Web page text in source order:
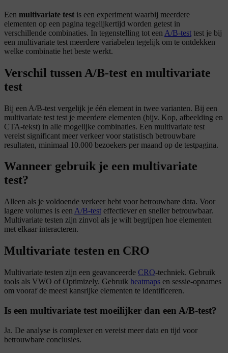
Een multivariate test is een experiment waarbij meerdere
elementen op een pagina tegelijkertijd worden getest in
verschillende combinaties. In tegenstelling tot een A/B-test test je bij
een multivariate test meerdere variabelen tegelijk om te ontdekken
welke combinatie het beste werkt.
Verschil tussen A/B-test en multivariate
test
Bij een A/B-test vergelijk je één element in twee varianten. Bij een
multivariate test test je meerdere elementen (bijv. Kop, afbeelding en
CTA-tekst) in alle mogelijke combinaties. Een multivariate test
vereist significant meer verkeer voor statistisch betrouwbare
resultaten, minimaal 10.000 bezoekers per maand op de testpagina.
Wanneer gebruik je een multivariate
test?
Alleen als je voldoende verkeer hebt voor betrouwbare data. Voor
lagere volumes is een A/B-test effectiever en sneller betrouwbaar.
Multivariate testen zijn zinvol als je wilt begrijpen hoe elementen
met elkaar interacteren.
Multivariate testen en CRO
Multivariate testen zijn een geavanceerde CRO-techniek. Gebruik
tools als VWO of Optimizely. Gebruik heatmaps en sessie-opnames
om vooraf de meest kansrijke elementen te identificeren.
Is een multivariate test moeilijker dan een A/B-test?
Ja. De analyse is complexer en vereist meer data en tijd voor
betrouwbare conclusies.